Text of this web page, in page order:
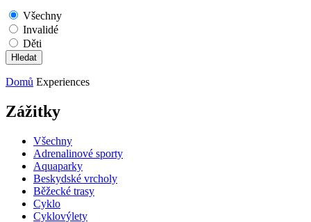
Všechny
Invalidé
Děti
Domů Experiences
Zážitky
Všechny
Adrenalinové sporty
Aquaparky
Beskydské vrcholy
Běžecké trasy
Cyklo
Cyklovýlety